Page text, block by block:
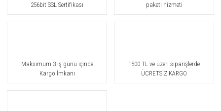
256bit SSL Sertifikası
paketi hizmeti
Maksimum 3 iş günü içinde
Kargo İmkanı
1500 TL ve üzeri siparişlerde
ÜCRETSİZ KARGO